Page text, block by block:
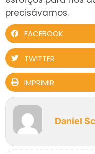
precisávamos.
FACEBOOK
TWITTER
IMPRIMIR
Daniel